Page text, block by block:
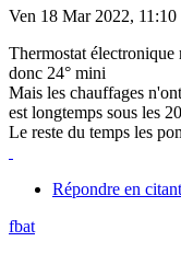
Ven 18 Mar 2022, 11:10
Thermostat électronique
donc 24° mini
Mais les chauffages
est longtemps sous les
Le reste du temps les
Répondre en
fbat